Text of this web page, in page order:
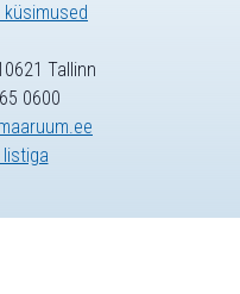
küsimused
Tallinn
0600
listiga